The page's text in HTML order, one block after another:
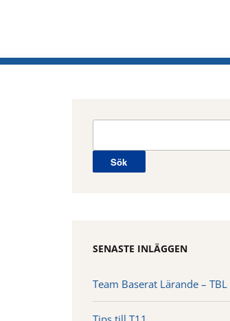
SENASTE INLÄGGEN
Team Baserat Lärande – TBL